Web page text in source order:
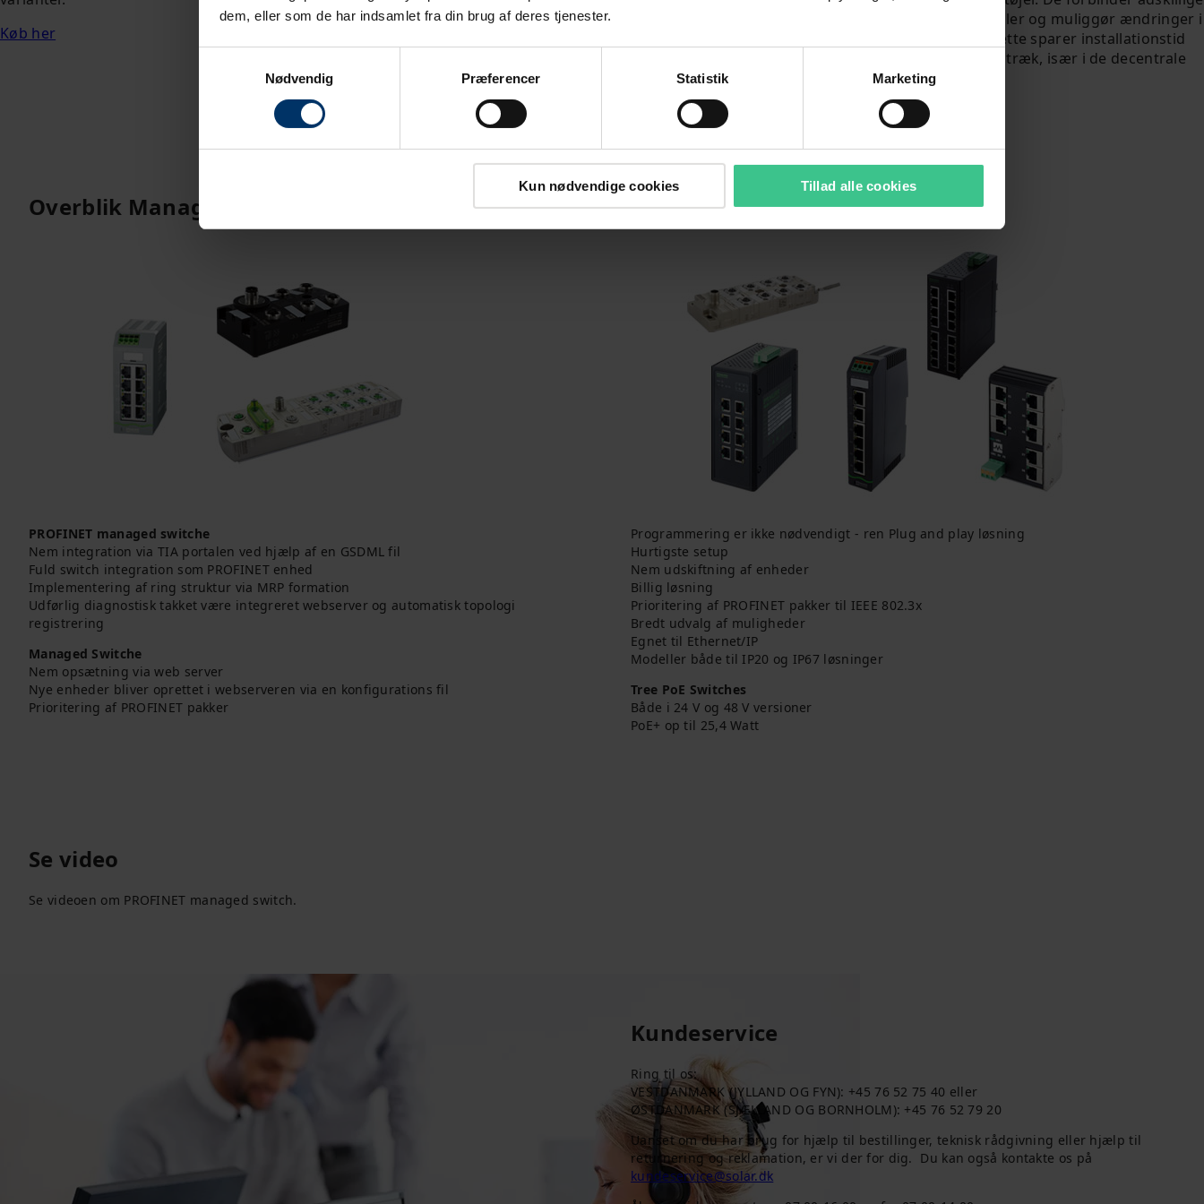
dem, eller som de har indsamlet fra din brug af deres tjenester.
Nødvendig
Præferencer Statistik Marketing
Kun nødvendige cookies Tillad alle cookies
Køb her
hurtigere idriftsættelse og topologier
Køb her
hurtigt op og fejl kan findes med det
fieldbus-moduler og muliggør ændringer i
topologien. Dette sparer installationstid
og lange kabeltræk, især i de decentrale
IP67 varianter.
Køb her
Overblik Managed Switche
PROFINET managed switche
Nem integration via TIA portalen ved hjælp af en GSDML fil
Fuld switch integration som PROFINET enhed
Implementering af ring struktur via MRP formation
Udførlig diagnostisk takket være integreret webserver og automatisk topologi
registrering
Managed Switche
Nem opsætning via web server
Nye enheder bliver oprettet i webserveren via en konfigurations fil
Prioritering af PROFINET pakker
Overblik Unmanaged Switche
Programmering er ikke nødvendigt - ren Plug and play løsning
Hurtigste setup
Nem udskiftning af enheder
Billig løsning
Prioritering af PROFINET pakker til IEEE 802.3x
Bredt udvalg af muligheder
Egnet til Ethernet/IP
Modeller både til IP20 og IP67 løsninger
Tree PoE Switches
Både i 24 V og 48 V versioner
PoE+ op til 25,4 Watt
Se video
Se videoen om PROFINET managed switch.
Kundeservice
Ring til os:
VESTDANMARK (JYLLAND OG FYN): +45 76 52 75 40 eller
ØSTDANMARK (SJÆLLAND OG BORNHOLM): +45 76 52 79 20
Uanset om du har brug for hjælp til bestillinger, teknisk rådgivning eller hjælp til
returnering og reklamation, er vi der for dig. Du kan også kontakte os på
kundeservice@solar.dk